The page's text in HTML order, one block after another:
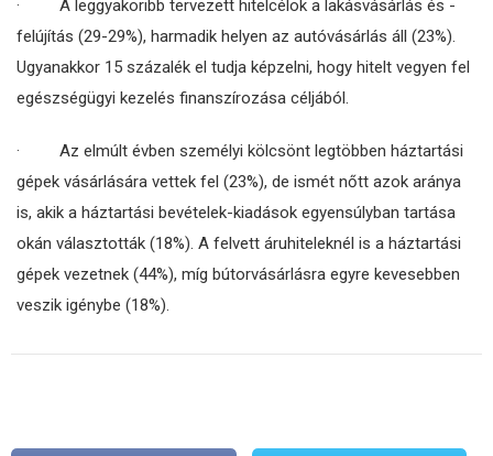
· A leggyakoribb tervezett hitelcélok a lakásvásárlás és -
felújítás (29-29%), harmadik helyen az autóvásárlás áll (23%).
Ugyanakkor 15 százalék el tudja képzelni, hogy hitelt vegyen fel
egészségügyi kezelés finanszírozása céljából.
· Az elmúlt évben személyi kölcsönt legtöbben háztartási
gépek vásárlására vettek fel (23%), de ismét nőtt azok aránya
is, akik a háztartási bevételek-kiadások egyensúlyban tartása
okán választották (18%). A felvett áruhiteleknél is a háztartási
gépek vezetnek (44%), míg bútorvásárlásra egyre kevesebben
veszik igénybe (18%).